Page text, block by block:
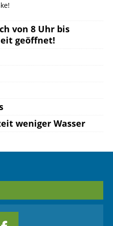
von 8 Uhr bis
geöffnet!
weniger Wasser